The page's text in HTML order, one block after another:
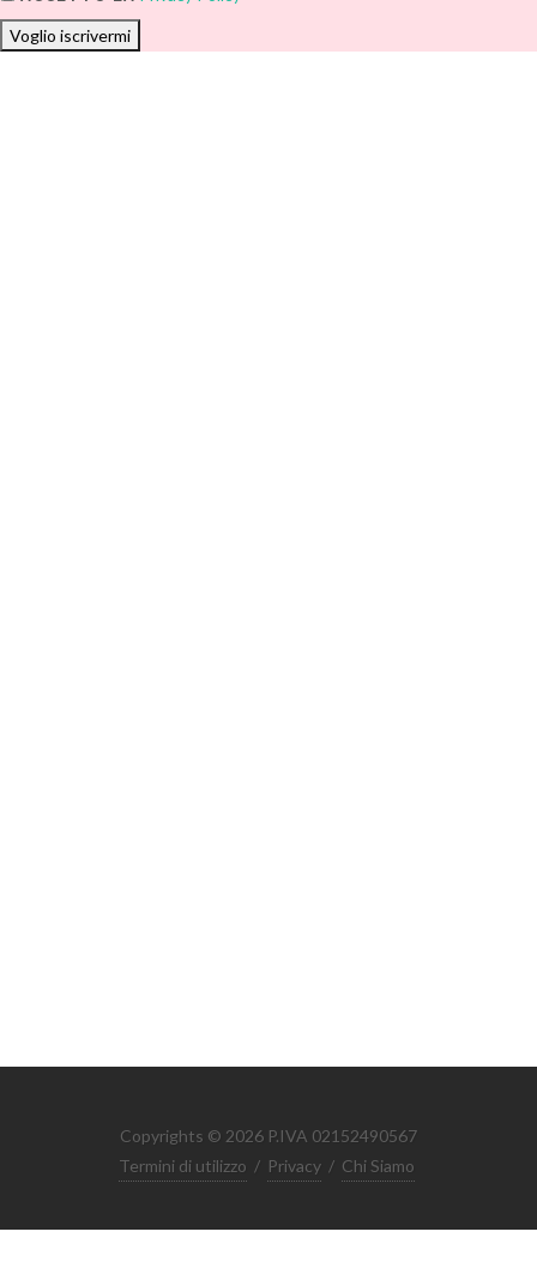
Voglio iscrivermi
Copyrights © 2026 P.IVA 02152490567
Termini di utilizzo / Privacy / Chi Siamo